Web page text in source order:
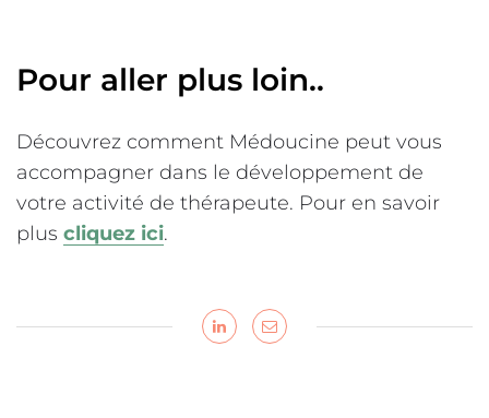
Pour aller plus loin..
Découvrez comment Médoucine peut vous
accompagner dans le développement de
votre activité de thérapeute. Pour en savoir
plus cliquez ici.